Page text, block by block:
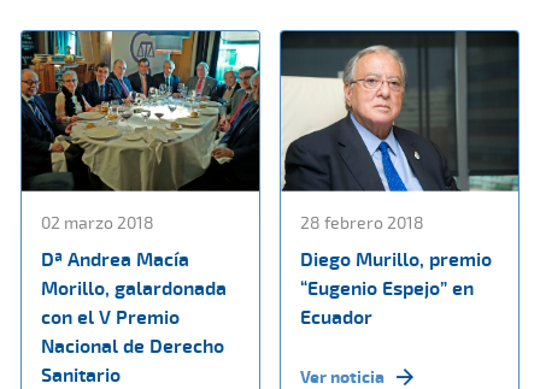
02 marzo 2018
Dª Andrea Macía
Morillo, galardonada
con el V Premio
Nacional de Derecho
Sanitario
28 febrero 2018
Diego Murillo, premio
“Eugenio Espejo” en
Ecuador
Ver noticia